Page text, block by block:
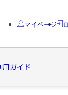
マイページ
用ガイド